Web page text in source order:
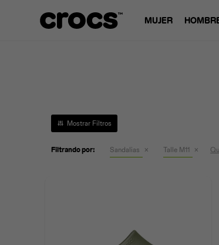
MUJER
Filtrando por: Sandalias Talle M11